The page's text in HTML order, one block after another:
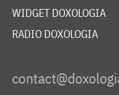
WIDGET DOXOLOGIA
RADIO DOXOLOGIA